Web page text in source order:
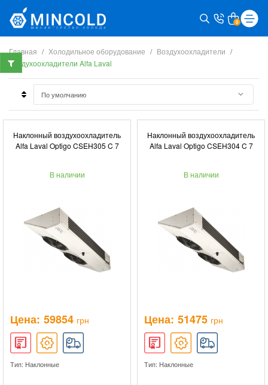
0
Главная Холодильное оборудование
Воздухоохладители
Воздухоохладители Alfa Laval
Наклонный воздухоохладитель
Alfa Laval Optigo CSEH305 C 7
В наличии
Цена: 59854 грн
Тип: Наклонные
Наклонный воздухоохладитель
Alfa Laval Optigo CSEH304 C 7
В наличии
Цена: 51475 грн
Тип: Наклонные